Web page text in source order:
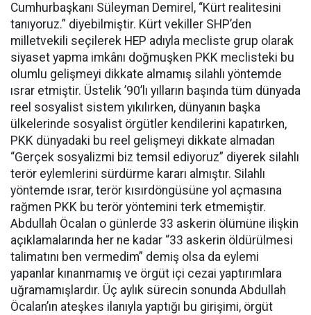
Cumhurbaşkanı Süleyman Demirel, “Kürt realitesini
tanıyoruz.” diyebilmiştir. Kürt vekiller SHP’den
milletvekili seçilerek HEP adıyla mecliste grup olarak
siyaset yapma imkânı doğmuşken PKK meclisteki bu
olumlu gelişmeyi dikkate almamış silahlı yöntemde
ısrar etmiştir. Üstelik ’90’lı yılların başında tüm dünyada
reel sosyalist sistem yıkılırken, dünyanın başka
ülkelerinde sosyalist örgütler kendilerini kapatırken,
PKK dünyadaki bu reel gelişmeyi dikkate almadan
“Gerçek sosyalizmi biz temsil ediyoruz” diyerek silahlı
terör eylemlerini sürdürme kararı almıştır. Silahlı
yöntemde ısrar, terör kısırdöngüsüne yol açmasına
rağmen PKK bu terör yöntemini terk etmemiştir.
Abdullah Öcalan o günlerde 33 askerin ölümüne ilişkin
açıklamalarında her ne kadar “33 askerin öldürülmesi
talimatını ben vermedim” demiş olsa da eylemi
yapanlar kınanmamış ve örgüt içi cezai yaptırımlara
uğramamışlardır. Üç aylık sürecin sonunda Abdullah
Öcalan’ın ateşkes ilanıyla yaptığı bu girişimi, örgüt